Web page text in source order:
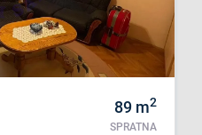
89 m2
SPRATNA